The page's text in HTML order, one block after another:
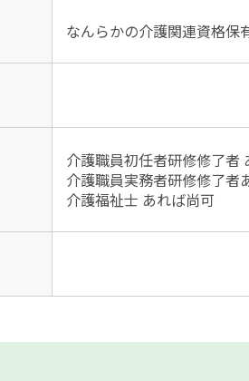
なんらかの介護関連資格保
介護職員初任者研修修了者
介護職員実務者研修修了者
介護福祉士 あれば尚可